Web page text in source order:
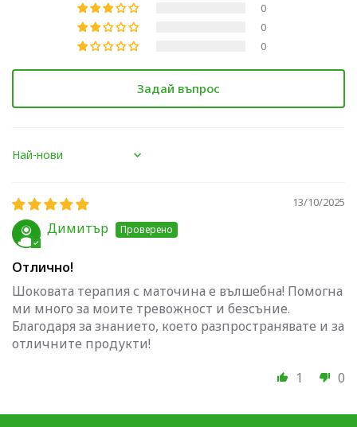
0
0
0
Задай въпрос
Sort by
13/10/2025
Димитър
Отлично!
Шоковата терапия с маточина е вълшебна! Помогна
ми много за моите тревожност и безсъние.
Благодаря за знанието, което разпространявате и за
отличните продукти!
1
0